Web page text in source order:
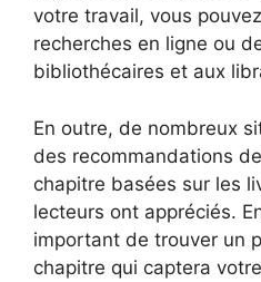
votre travail, vous
recherches en ligne ou
bibliothécaires et aux
En outre, de nombreux
des recommandations
chapitre basées sur les
lecteurs ont appréciés.
important de trouver un
chapitre qui captera